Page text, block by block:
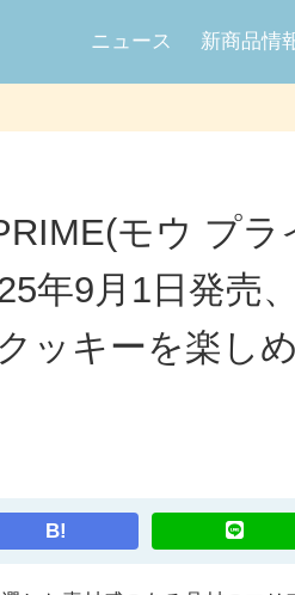
ニュース 新商品情
モウ プラ
年9月1日発売
ッキーを楽し
B!